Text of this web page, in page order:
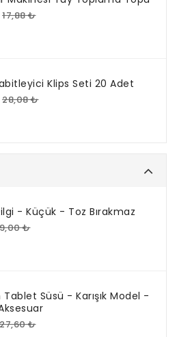
17,88 ₺
Klips Seti 20 Adet
28,08 ₺
- Küçük - Toz Bırakmaz
₺
Süsü - Karışık Model -
27,60 ₺